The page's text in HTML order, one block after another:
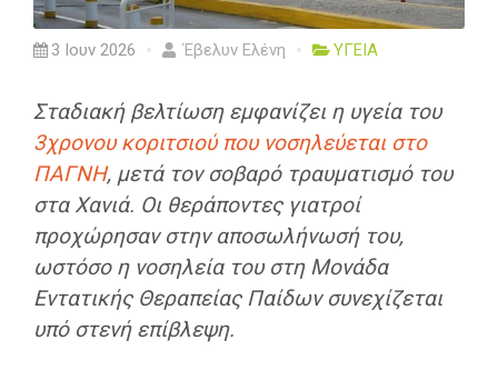
3 Ιουν 2026 Έβελυν Ελένη ΥΓΕΙΑ
Σταδιακή βελτίωση εμφανίζει η υγεία του
3χρονου κοριτσιού που νοσηλεύεται στο
ΠΑΓΝΗ, μετά τον σοβαρό τραυματισμό του
στα Χανιά. Οι θεράποντες γιατροί
προχώρησαν στην αποσωλήνωσή του,
ωστόσο η νοσηλεία του στη Μονάδα
Εντατικής Θεραπείας Παίδων συνεχίζεται
υπό στενή επίβλεψη.